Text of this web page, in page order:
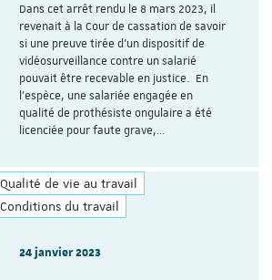
Dans cet arrêt rendu le 8 mars 2023, il
revenait à la Cour de cassation de savoir
si une preuve tirée d'un dispositif de
vidéosurveillance contre un salarié
pouvait être recevable en justice. En
l’espèce, une salariée engagée en
qualité de prothésiste ongulaire a été
licenciée pour faute grave,…
Qualité de vie au travail
Conditions du travail
24 janvier 2023